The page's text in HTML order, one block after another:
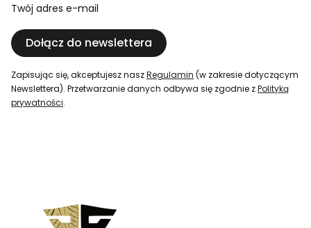
Twój adres e-mail
Dołącz do newslettera
Zapisując się, akceptujesz naszRegulamin (w zakresie dotyczącym
Newslettera). Przetwarzanie danych odbywa się zgodnie zPolityką
prywatności.